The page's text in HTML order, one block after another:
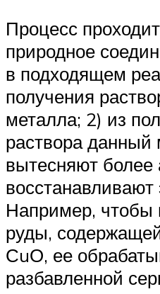
Процесс
природное
в подходящем
получения
металла; 2) из
раствора данный
вытесняют
восстанавливают
Например, чтобы
руды,
СuО, ее
разбавленной